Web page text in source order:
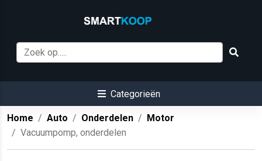
Categorieën
Home Auto Onderdelen
Motor
Vacuumpomp, onderdelen